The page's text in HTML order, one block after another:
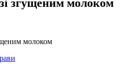
згущеним молоком
молоком